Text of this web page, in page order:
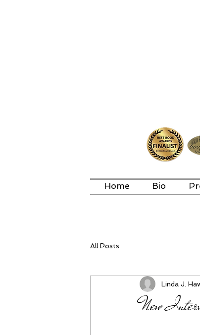
Home Bio
All Posts
New
Linda J.